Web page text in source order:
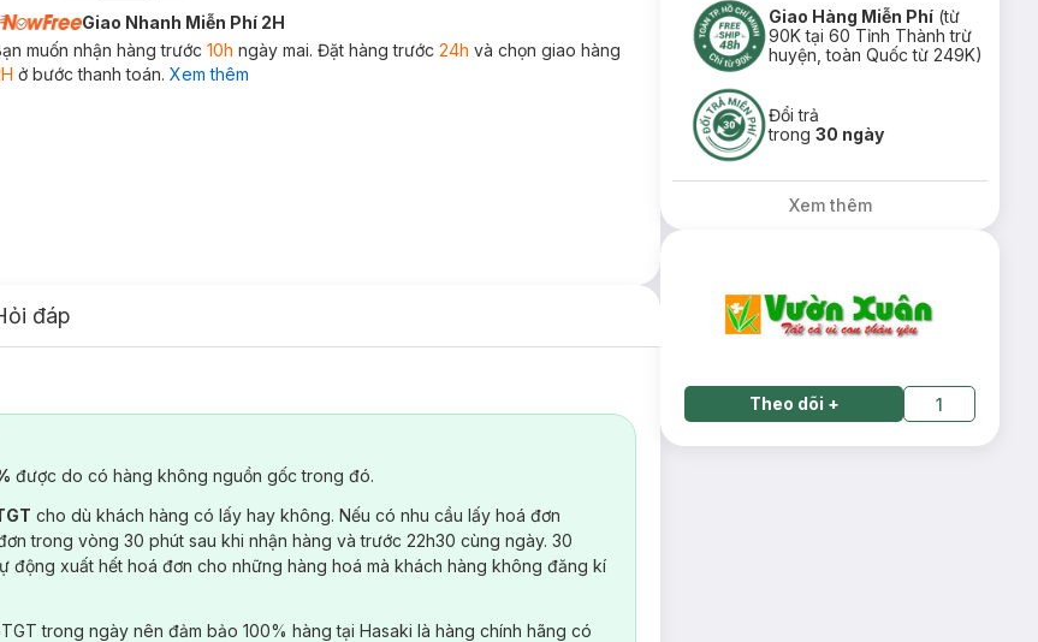
Giao Nhanh Miễn Phí 2H
muốn nhận hàng trước 10h ngày mai. Đặt hàng trước 24h và chọn giao hàng
ở bước thanh toán. Xem thêm
đáp
được do có hàng không nguồn gốc trong đó.
cho dù khách hàng có lấy hay không. Nếu có nhu cầu lấy hoá đơn
trong vòng 30 phút sau khi nhận hàng và trước 22h30 cùng ngày. 30
động xuất hết hoá đơn cho những hàng hoá mà khách hàng không đăng kí
trong ngày nên đảm bảo 100% hàng tại Hasaki là hàng chính hãng có
Giao Hàng Miễn Phí (từ
90K tại 60 Tỉnh Thành trừ
huyện, toàn Quốc từ 249K)
Đổi trả
trong30 ngày
Xem thêm
Theo dõi + 1